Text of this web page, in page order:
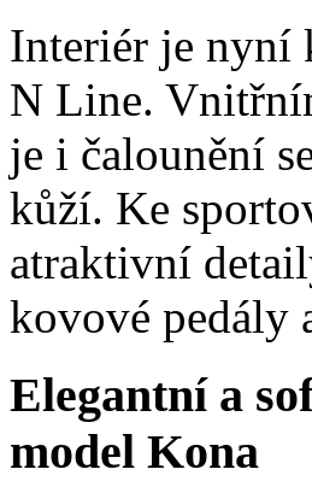
Interiér je nyní
N Line.
je i čalounění
kůží. Ke
atraktivní
kovové pedály
Elegantní a
model Kona